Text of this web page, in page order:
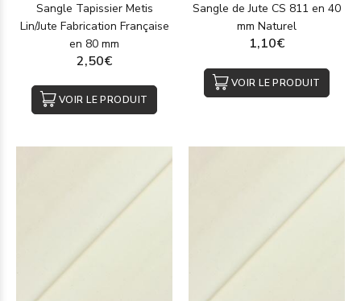
Sangle Tapissier Metis
Lin/Jute Fabrication Française
en 80 mm
2,50€
VOIR LE PRODUIT
Sangle de Jute CS 811 en 40
mm Naturel
1,10€
VOIR LE PRODUIT